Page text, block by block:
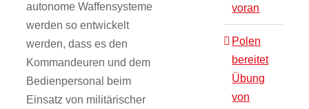
autonome Waffensysteme
werden so entwickelt
werden, dass es den
Kommandeuren und dem
Bedienpersonal beim
Einsatz von militärischer
voran
Polen
bereitet
Übung
von